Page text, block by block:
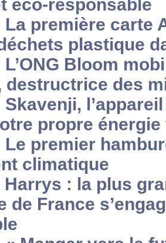
éco-responsable
La première carte
plastique
L’ONG Bloom
destructrice des
Skavenji,
propre
Le premier
climatique
Harrys : la plus
de France